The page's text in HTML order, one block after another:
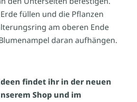
füllen und die Pflanzen
am oberen Ende
daran aufhängen.
findet ihr in der neuen
Shop und im